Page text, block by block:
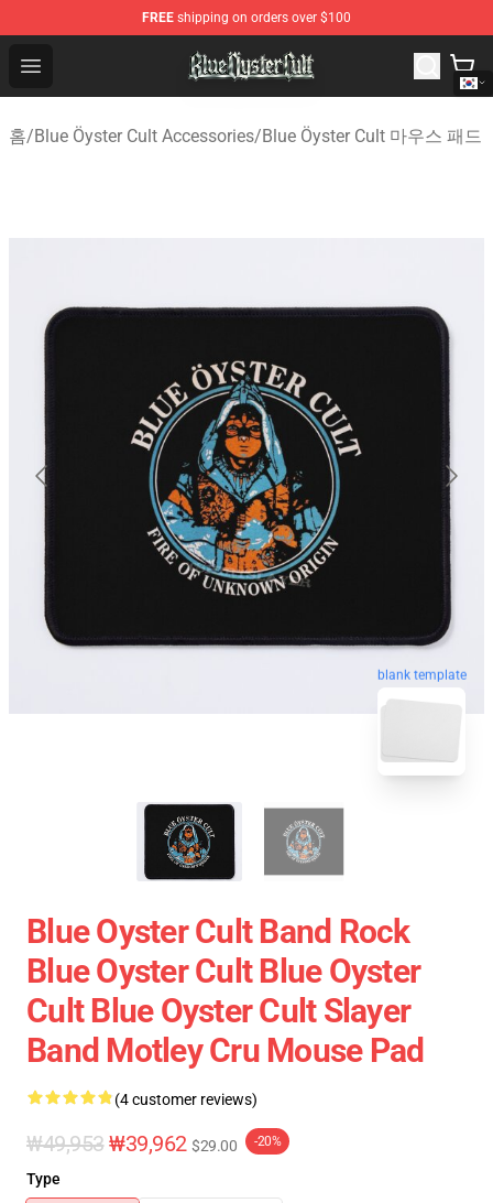
FREE shipping on orders over $100
Open menu
Blue Öyster Cult Store - Official Blue Öyster Cult
홈/Blue Öyster Cult Accessories/Blue Öyster Cult 마우스 패드
blank template
Blue Oyster Cult Band Rock
Blue Oyster Cult Blue Oyster
Cult Blue Oyster Cult Slayer
Band Motley Cru Mouse Pad
(4 customer reviews)
₩49,953 ₩39,962 $29.00 -20%
Type